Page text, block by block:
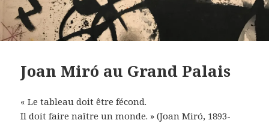
Joan Miró au Grand Palais
« Le tableau doit être fécond.
Il doit faire naître un monde. » (Joan Miró, 1893-